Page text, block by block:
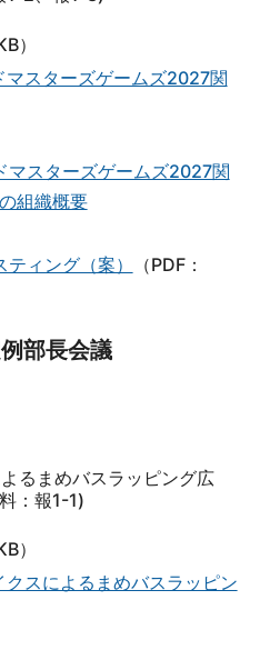
）
スターズゲームズ2027関
スターズゲームズ2027関
組織概要
ィング（案）
（PDF：
部長会議
よるまめバスラッピング広
：報1-1)
）
スによるまめバスラッピン